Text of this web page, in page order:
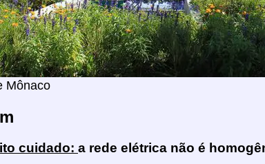
Mônaco
cuidado: a rede elétrica não é